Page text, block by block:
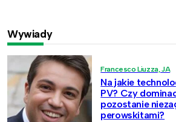
Wywiady
Francesco Liuzza, JA
Na jakie
PV? Czy
pozostanie
perowskitami?